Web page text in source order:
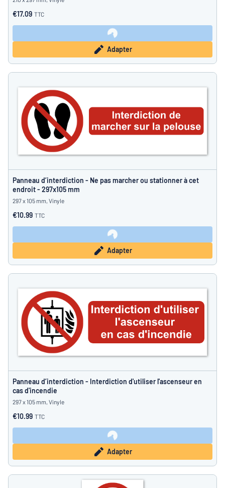
€17.09 TTC
Adapter
Panneau d’interdiction - Ne pas marcher ou stationner à cet
endroit - 297x105 mm
297 x 105 mm, Vinyle
€10.99 TTC
Adapter
Panneau d’interdiction - Interdiction d'utiliser l'ascenseur en
cas d'incendie
297 x 105 mm, Vinyle
€10.99 TTC
Adapter